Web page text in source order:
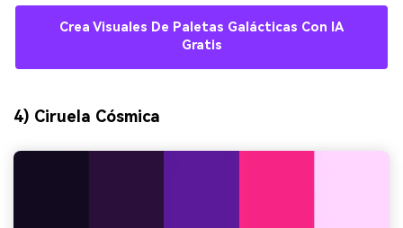
Crea Visuales De Paletas Galácticas Con IA
Gratis
4) Ciruela Cósmica